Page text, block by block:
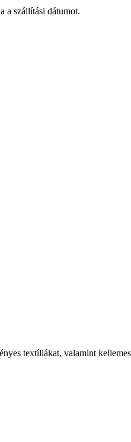
a szállítási dátumot.
textíliákat, valamint